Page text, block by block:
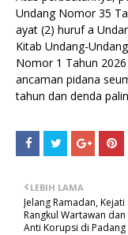
Undang Nomor 35
ayat (2) huruf a
Kitab Undang-
Nomor 1 Tahun
ancaman pidana
tahun dan denda
LEBIH LAMA
Jelang Ramadan,
Rangkul Wartawan
Anti Korupsi di Padang